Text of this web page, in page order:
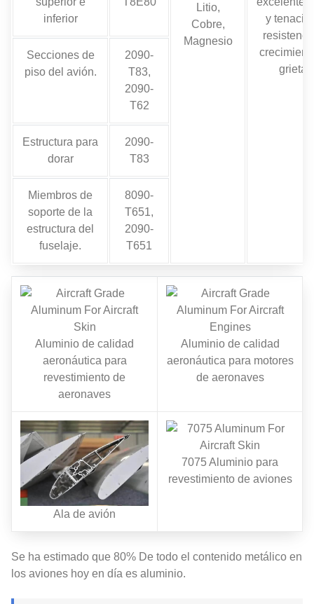
inferior
Litio,
Cobre,
Magnesio
y
grietas
Secciones de
piso del avión.
2090-
T83,
2090-
T62
Estructura para
dorar
2090-
T83
Miembros de
soporte de la
estructura del
fuselaje.
8090-
T651,
2090-
T651
Aluminio de calidad
aeronáutica para
revestimiento de
aeronaves
Aluminio de calidad
aeronáutica para motores
de aeronaves
Ala de avión
7075 Aluminio para
revestimiento de aviones
Se ha estimado que 80% De todo el contenido metálico en
los aviones hoy en día es aluminio.